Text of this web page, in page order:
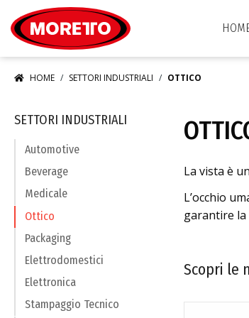
HOME SETTORI INDUSTRIALI OTTICO
La vista è
L’occhio
garantire la
Scopri le
SETTORI INDUSTRIALI
Automotive
Beverage
Medicale
Ottico
Packaging
Elettrodomestici
Elettronica
Stampaggio Tecnico